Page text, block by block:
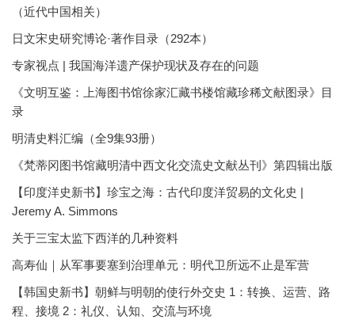
（近代中国相关）
日文宋史研究博论·著作目录（292本）
专家视点 | 我国海洋遗产保护现状及存在的问题
《文明互鉴：上海图书馆徐家汇藏书楼馆藏珍稀文献图录》目
录
明清史料汇编（全9集93册）
《梵蒂冈图书馆藏明清中西文化交流史文献丛刊》第四辑出版
【印度洋史新书】珍宝之海：古代印度洋贸易的文化史 |
Jeremy A. Simmons
关于三宝太监下西洋的几种资料
高寿仙｜从军事要塞到治理单元：明代卫所远不止是军营
【韩国史新书】朝鲜与明朝的使行外交史 1：转换、运营、路
程、接境 2：礼仪、认知、交流与环境